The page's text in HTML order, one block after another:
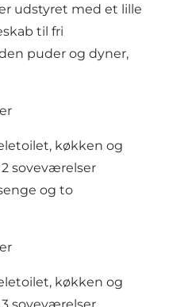
udstyret med et lille
til fri
puder og dyner,
køkken og
soveværelser
og to
køkken og